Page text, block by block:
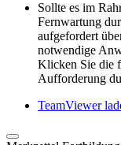
Sollte es im
Fernwartung
aufgefordert
notwendige
Klicken Sie die
Aufforderung
TeamViewer